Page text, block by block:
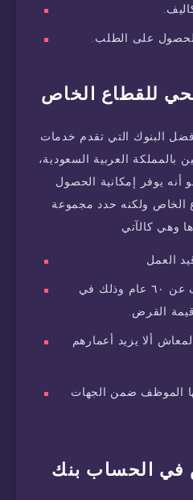
على الطلب.
للقطاع الخاص
البنوك التي تقدم خدمات
بالمملكة العربية السعودية،
أنه يوفر إمكانية الحصول
ولكنه حدد مجموعة
وهي كالآتي
العمل
ينبغي ألا يزيد عمر الموظف عن ٦٠ عام وذلك في
القرض.
ألا يزيد أعمارهم
الموظف ضمن الجهات
في الحساب بنك